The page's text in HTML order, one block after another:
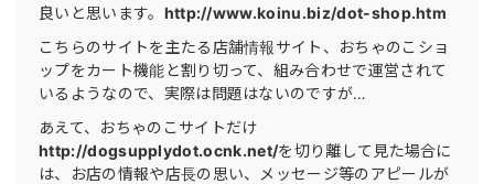
良いと思います。 http://www.koinu.biz/dot-shop.htm
こちらのサイトを主たる店舗情報サイト、おちゃのこショ
ップをカート機能と割り切って、組み合わせで運営されて
いるようなので、実際は問題はないのですが…
あえて、おちゃのこサイトだけ
http://dogsupplydot.ocnk.net/を切り離して見た場合に
は、お店の情報や店長の思い、メッセージ等のアピールが